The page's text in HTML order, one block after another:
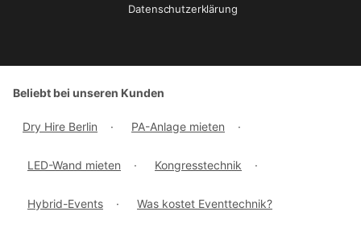
Datenschutzerklärung
Beliebt bei unseren Kunden
Dry Hire Berlin · PA-Anlage mieten ·
LED-Wand mieten · Kongresstechnik ·
Hybrid-Events · Was kostet Eventtechnik?